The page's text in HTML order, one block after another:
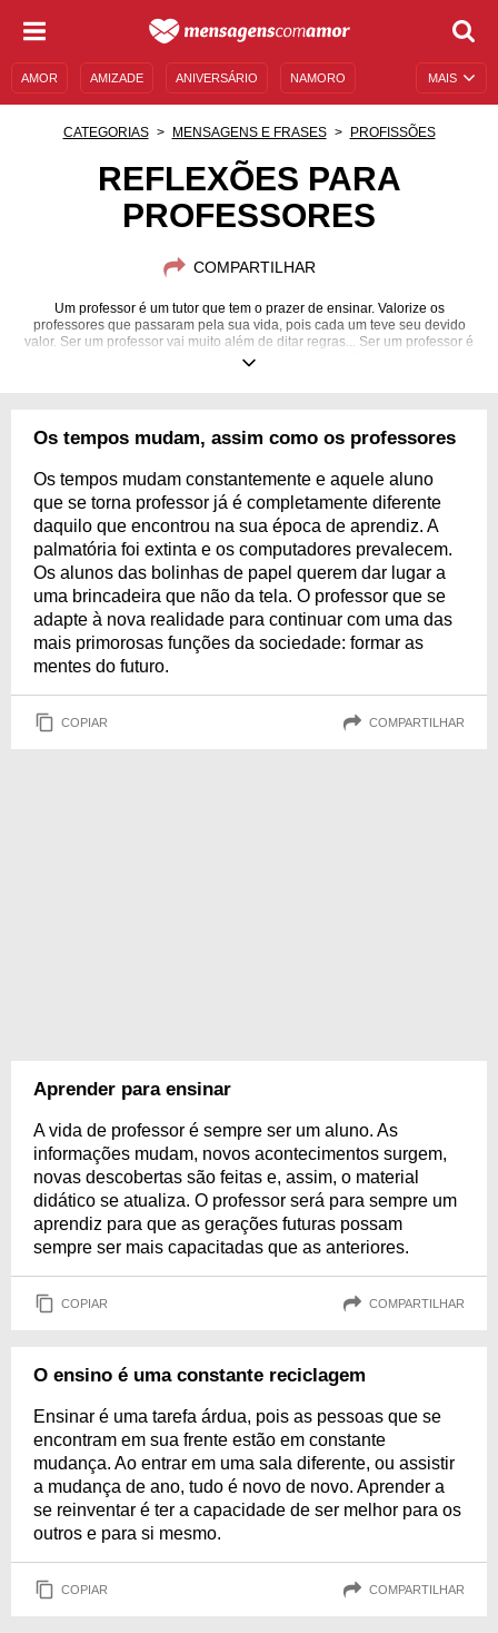
MAIS
AMOR AMIZADE ANIVERSÁRIO NAMORO
AUTOAJUDA
MENSAGENS E FRASES MENSAGENS DE ANIVERSÁRIO
CATEGORIAS MENSAGENS E FRASES PROFISSÕES
REFLEXÕES PARA
PROFESSORES
COMPARTILHAR
Um professor é um tutor que tem o prazer de ensinar. Valorize os
professores que passaram pela sua vida, pois cada um teve seu devido
valor. Ser um professor vai muito além de ditar regras... Ser um professor é
possuir a capacidade de transformar caráteres.
Os tempos mudam, assim como os professores
Os tempos mudam constantemente e aquele aluno
que se torna professor já é completamente diferente
daquilo que encontrou na sua época de aprendiz. A
palmatória foi extinta e os computadores prevalecem.
Os alunos das bolinhas de papel querem dar lugar a
uma brincadeira que não da tela. O professor que se
adapte à nova realidade para continuar com uma das
mais primorosas funções da sociedade: formar as
mentes do futuro.
COPIAR COMPARTILHAR
Aprender para ensinar
A vida de professor é sempre ser um aluno. As
informações mudam, novos acontecimentos surgem,
novas descobertas são feitas e, assim, o material
didático se atualiza. O professor será para sempre um
aprendiz para que as gerações futuras possam
sempre ser mais capacitadas que as anteriores.
COPIAR COMPARTILHAR
O ensino é uma constante reciclagem
Ensinar é uma tarefa árdua, pois as pessoas que se
encontram em sua frente estão em constante
mudança. Ao entrar em uma sala diferente, ou assistir
a mudança de ano, tudo é novo de novo. Aprender a
se reinventar é ter a capacidade de ser melhor para os
outros e para si mesmo.
COPIAR COMPARTILHAR